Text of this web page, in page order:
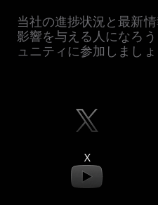
当社の進捗状況と最新情
影響を与える人になろ
ュニティに参加しましょ
X